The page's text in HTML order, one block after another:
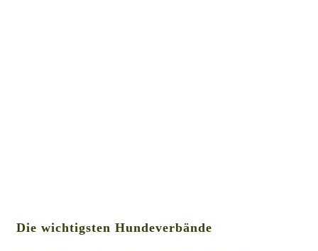
Die wichtigsten Hundeverbände